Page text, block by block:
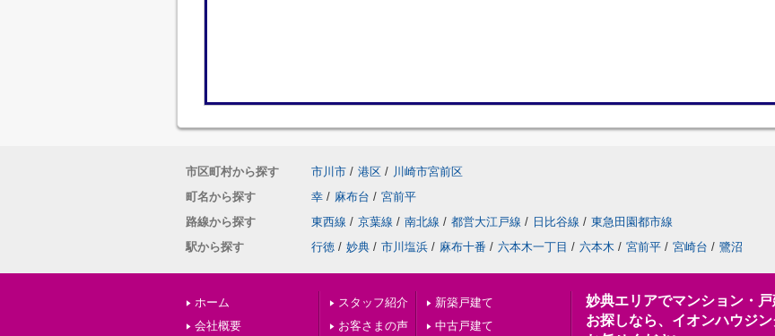
市区町村から探す 市川市 / 港区 / 川崎市宮前区
町名から探す
幸 / 麻布台 / 宮前平
路線から探す
東西線 / 京葉線 / 南北線 / 都営大江戸線 / 日比谷線 / 東急田園都市線
駅から探す
行徳 / 妙典 / 市川塩浜 / 麻布十番 / 六本木一丁目 / 六本木 / 宮前平 / 宮崎台 / 鷺沼
ホーム
会社概要
スタッフ紹介
お客さまの声
新築戸建て
中古戸建て
妙典エリアでマンション・
お探しなら、イオンハウジ